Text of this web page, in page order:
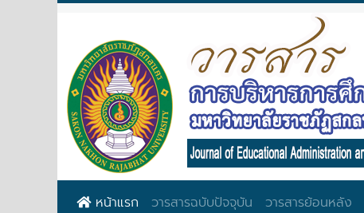
หน้าแรก วารสารฉบับปัจจุบัน วารสารย้อนหลัง